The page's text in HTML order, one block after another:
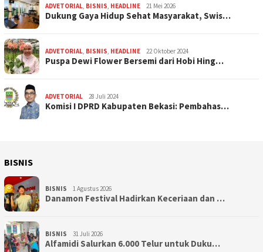
ADVETORIAL, BISNIS, HEADLINE 21 Mei 2026
Dukung Gaya Hidup Sehat Masyarakat, Swis…
ADVETORIAL, BISNIS, HEADLINE 22 Oktober 2024
Puspa Dewi Flower Bersemi dari Hobi Hing…
ADVETORIAL 28 Juli 2024
Komisi I DPRD Kabupaten Bekasi: Pembahas…
BISNIS
BISNIS 1 Agustus 2026
Danamon Festival Hadirkan Keceriaan dan …
BISNIS 31 Juli 2026
Alfamidi Salurkan 6.000 Telur untuk Duku…